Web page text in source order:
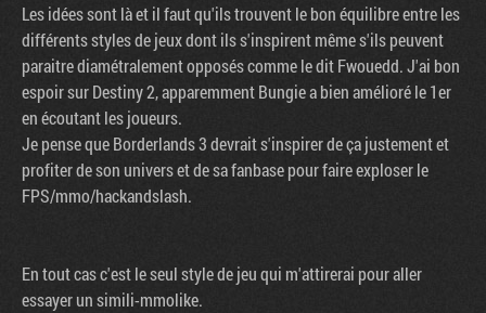
Les idées sont là et il faut qu'ils trouvent le bon équilibre entre les
différents styles de jeux dont ils s'inspirent même s'ils peuvent
paraitre diamétralement opposés comme le dit Fwouedd. J'ai bon
espoir sur Destiny 2, apparemment Bungie a bien amélioré le 1er
en écoutant les joueurs.
Je pense que Borderlands 3 devrait s'inspirer de ça justement et
profiter de son univers et de sa fanbase pour faire exploser le
FPS/mmo/hackandslash.
En tout cas c'est le seul style de jeu qui m'attirerai pour aller
essayer un simili-mmolike.